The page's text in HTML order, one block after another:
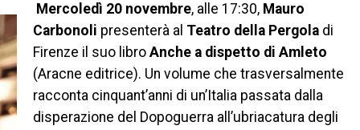
Mercoledì 20 novembre, alle 17:30, Mauro
Carbonoli presenterà al Teatro della Pergola di
Firenze il suo libro Anche a dispetto di Amleto
(Aracne editrice). Un volume che trasversalmente
racconta cinquant’anni di un’Italia passata dalla
disperazione del Dopoguerra all’ubriacatura degli